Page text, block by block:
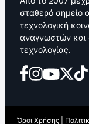
σταθερό σημείο
τεχνολογική
αναγνωστών και
τεχνολογίας.
Όροι Χρήσης